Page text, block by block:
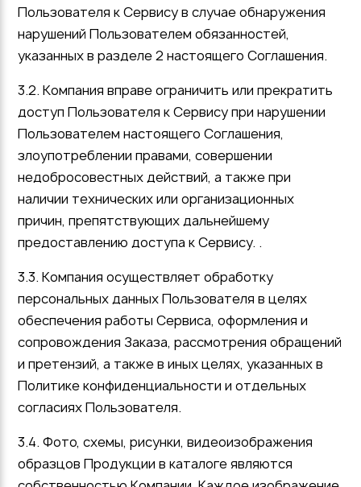
Пользователя к Сервису в случае обнаружения
нарушений Пользователем обязанностей,
указанных в разделе 2 настоящего Соглашения.
3.2. Компания вправе ограничить или прекратить
доступ Пользователя к Сервису при нарушении
Пользователем настоящего Соглашения,
злоупотреблении правами, совершении
недобросовестных действий, а также при
наличии технических или организационных
причин, препятствующих дальнейшему
предоставлению доступа к Сервису. .
3.3. Компания осуществляет обработку
персональных данных Пользователя в целях
обеспечения работы Сервиса, оформления и
сопровождения Заказа, рассмотрения обращений
и претензий, а также в иных целях, указанных в
Политике конфиденциальности и отдельных
согласиях Пользователя.
3.4. Фото, схемы, рисунки, видеоизображения
образцов Продукции в каталоге являются